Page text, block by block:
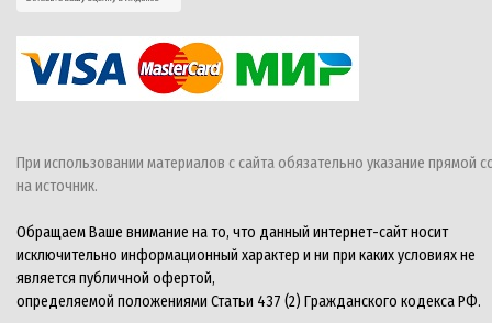
При использовании материалов с сайта обязательно указание прямой
на источник.
Обращаем Ваше внимание на то, что данный интернет-сайт носит
исключительно информационный характер и ни при каких условиях не
является публичной офертой,
определяемой положениями Статьи 437 (2) Гражданского кодекса РФ.